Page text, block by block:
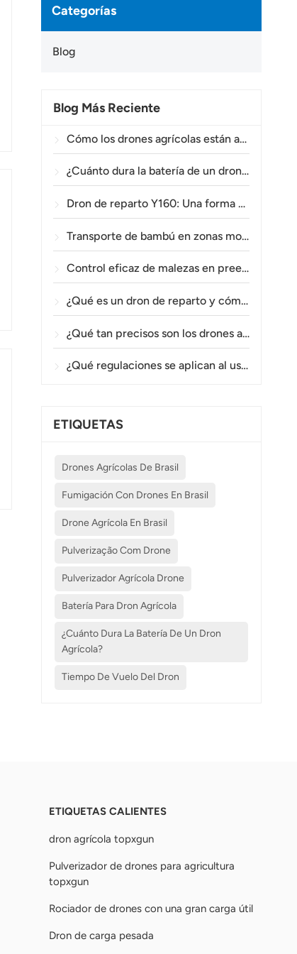
Categorías
Blog
Blog Más Reciente
Cómo los drones agrícolas están ayudando a los agricultores brasileños a mejorar las operaciones de fumigación de cultivos.
¿Cuánto dura la batería de un dron agrícola?
Dron de reparto Y160: Una forma más segura y eficiente de transportar materiales para torres eléctricas en terrenos montañosos.
Transporte de bambú en zonas montañosas: Cómo el TOPXGUN Y160 abre una nueva ruta desde el bosque hasta el punto de recogida.
Control eficaz de malezas en preemergencia en trigo con el dron agrícola A80.
¿Qué es un dron de reparto y cómo funciona la entrega mediante drones?
¿Qué tan precisos son los drones agrícolas en la pulverización y el monitoreo de cultivos?
¿Qué regulaciones se aplican al uso de drones agrícolas en diferentes países?
ETIQUETAS
Drones Agrícolas De Brasil
Fumigación Con Drones En Brasil
Drone Agrícola En Brasil
Pulverização Com Drone
Pulverizador Agrícola Drone
Batería Para Dron Agrícola
¿Cuánto Dura La Batería De Un Dron
Agrícola?
Tiempo De Vuelo Del Dron
ETIQUETAS CALIENTES
dron agrícola topxgun
Pulverizador de drones para agricultura
topxgun
Rociador de drones con una gran carga útil
Dron de carga pesada